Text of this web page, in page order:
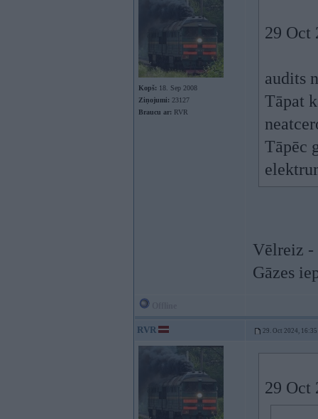
Kopš: 18. Sep 2008
Ziņojumi: 23127
Braucu ar: RVR
29 Oct
audits
Tāpat
Tāpēc
Vēlreiz -
Gāzes
RVR 29. Oct 2024, 16:35
29 Oct